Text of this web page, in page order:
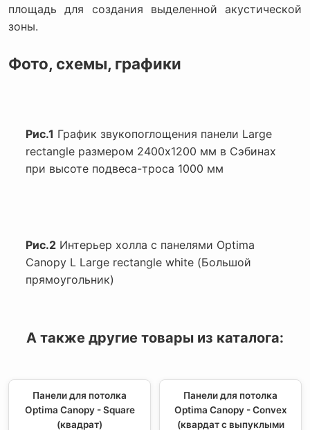
площадь для создания выделенной акустической
зоны.
Фото, схемы, графики
Рис.1 График звукопоглощения панели Large
rectangle размером 2400х1200 мм в Сэбинах
при высоте подвеса-троса 1000 мм
Рис.2 Интерьер холла с панелями Optima
Canopy L Large rectangle white (Большой
прямоугольник)
А также другие товары из каталога:
Панели для потолка
Optima Canopy - Square
(квадрат)
Панели для потолка
Optima Canopy - Convex
(квардат с выпуклыми